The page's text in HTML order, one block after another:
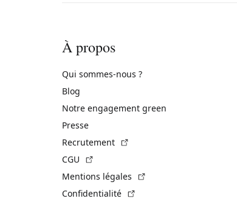
À propos
Qui sommes-nous ?
Blog
Notre engagement green
Presse
Recrutement
CGU
Mentions légales
Confidentialité